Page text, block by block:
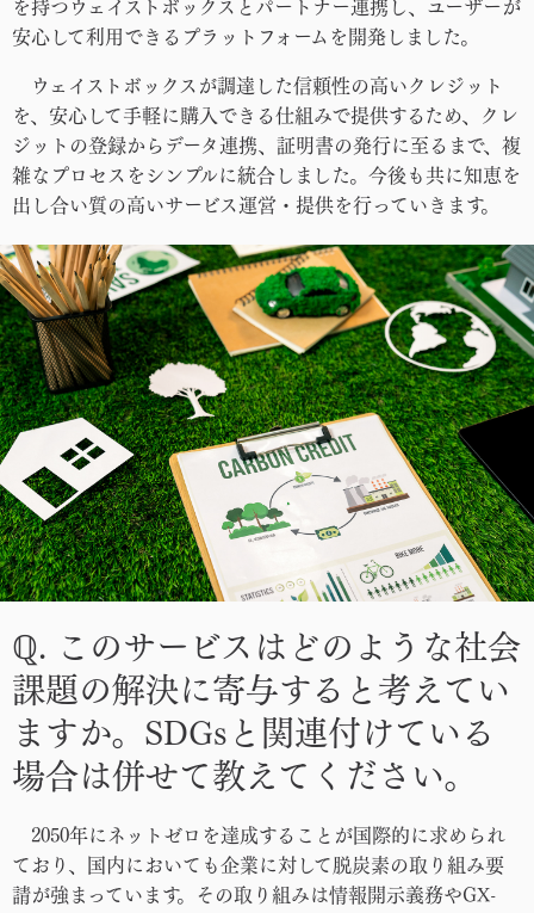
を持つウェイストボックスとパートナー連携し、ユーザーが
安心して利用できるプラットフォームを開発しました。
ウェイストボックスが調達した信頼性の高いクレジット
を、安心して手軽に購入できる仕組みで提供するため、クレ
ジットの登録からデータ連携、証明書の発行に至るまで、複
雑なプロセスをシンプルに統合しました。今後も共に知恵を
出し合い質の高いサービス運営・提供を行っていきます。
ℚ. このサービスはどのような社会
課題の解決に寄与すると考えてい
ますか。SDGsと関連付けている
場合は併せて教えてください。
2050年にネットゼロを達成することが国際的に求められ
ており、国内においても企業に対して脱炭素の取り組み要
請が強まっています。その取り組みは情報開示義務やGX-